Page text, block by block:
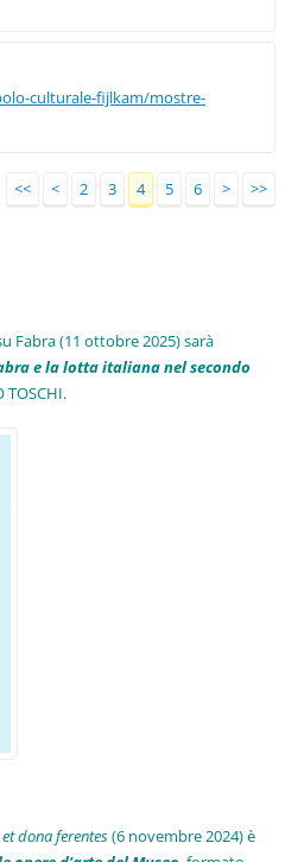
culturale-fijlkam/mostre-
<< < 2 3 4 5 6 > >>
Fabra (11 ottobre 2025) sarà
e la lotta italiana nel secondo
TOSCHI.
et dona ferentes(6 novembre 2024) è